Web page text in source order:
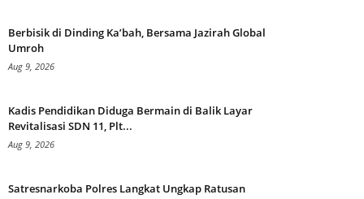
Berbisik di Dinding Ka’bah, Bersama Jazirah Global
Umroh
Aug 9, 2026
Kadis Pendidikan Diduga Bermain di Balik Layar
Revitalisasi SDN 11, Plt...
Aug 9, 2026
Satresnarkoba Polres Langkat Ungkap Ratusan